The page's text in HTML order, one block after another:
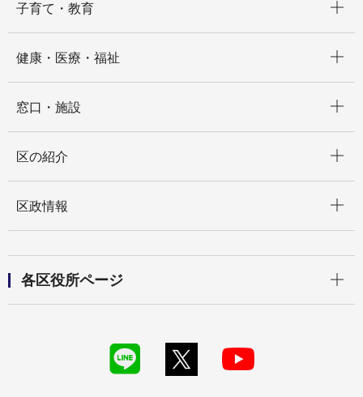
子育て・教育
健康・医療・福祉
窓口・施設
区の紹介
区政情報
各区役所ページ